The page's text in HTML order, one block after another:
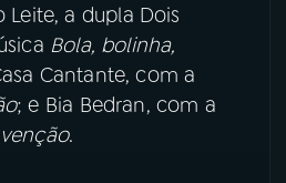
Facebook
X
Leite, a dupla Dois
Bola, bolinha,
Cantante, com a
; e Bia Bedran, com a
.